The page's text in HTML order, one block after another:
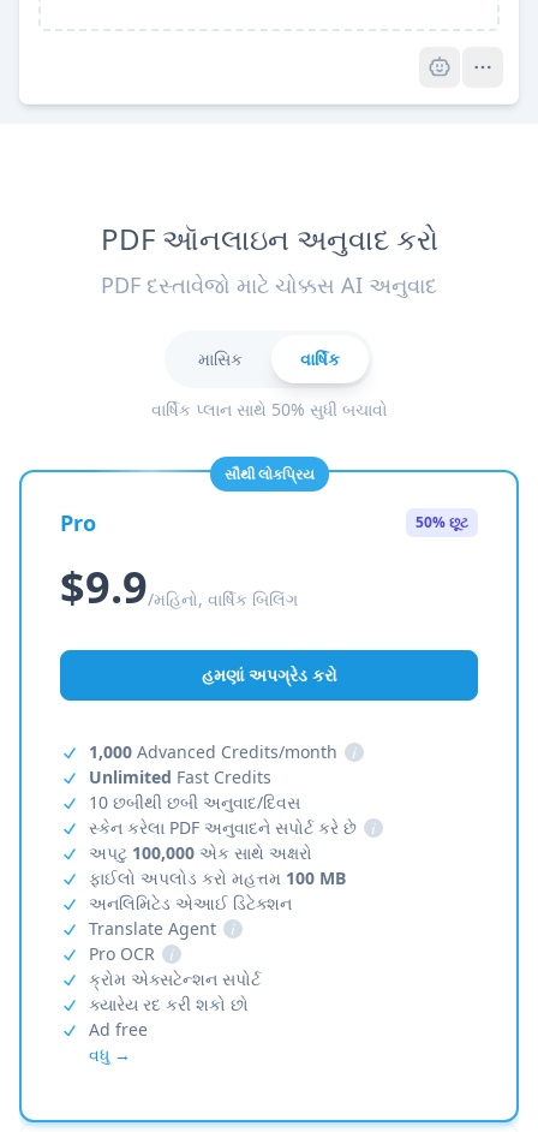
PDF ઑનલાઇન અનુવાદ કરો
PDF દસ્તાવેજો માટે ચોક્કસ AI અનુવાદ
માસિક વાર્ષિક
વાર્ષિક પ્લાન સાથે 50% સુધી બચાવો
સૌથી લોકપ્રિય
Pro 50% છૂટ
$9.9/મહિનો, વાર્ષિક બિલિંગ
હમણાં અપગ્રેડ કરો
1,000 Advanced Credits/month
i
Unlimited Fast Credits
10 છબીથી છબી અનુવાદ/દિવસ
સ્કેન કરેલા PDF અનુવાદને સપોર્ટ કરે છે
i
અપટુ 100,000 એક સાથે અક્ષરો
ફાઈલો અપલોડ કરો મહત્તમ 100 MB
અનલિમિટેડ એઆઈ ડિટેક્શન
Translate Agent
i
Pro OCR
i
ક્રોમ એક્સટેન્શન સપોર્ટ
ક્યારેય રદ કરી શકો છો
Ad free
વધુ →